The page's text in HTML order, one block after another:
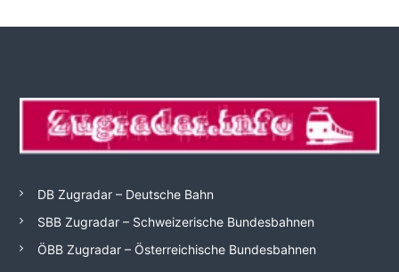
DB Zugradar – Deutsche Bahn
SBB Zugradar – Schweizerische Bundesbahnen
ÖBB Zugradar – Österreichische Bundesbahnen